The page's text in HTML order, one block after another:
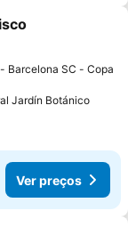
favoritos
Barcelona SC - Copa
Jardín BotánicoVer
Ver preços